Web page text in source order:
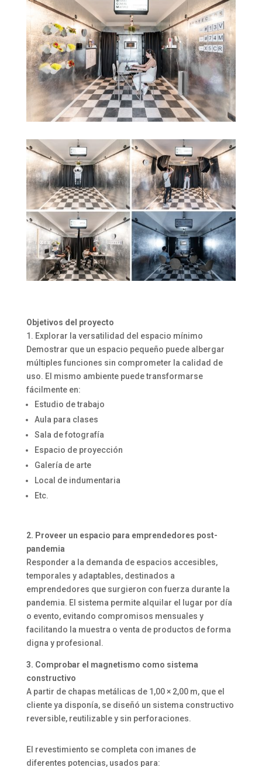
Objetivos del proyecto
1. Explorar la versatilidad del espacio mínimo
Demostrar que un espacio pequeño puede albergar
múltiples funciones sin comprometer la calidad de
uso. El mismo ambiente puede transformarse
fácilmente en:
Estudio de trabajo
Aula para clases
Sala de fotografía
Espacio de proyección
Galería de arte
Local de indumentaria
Etc.
2. Proveer un espacio para emprendedores post-
pandemia
Responder a la demanda de espacios accesibles,
temporales y adaptables, destinados a
emprendedores que surgieron con fuerza durante la
pandemia. El sistema permite alquilar el lugar por día
o evento, evitando compromisos mensuales y
facilitando la muestra o venta de productos de forma
digna y profesional.
3. Comprobar el magnetismo como sistema
constructivo
A partir de chapas metálicas de 1,00 × 2,00 m, que el
cliente ya disponía, se diseñó un sistema constructivo
reversible, reutilizable y sin perforaciones.
El revestimiento se completa con imanes de
diferentes potencias, usados para: